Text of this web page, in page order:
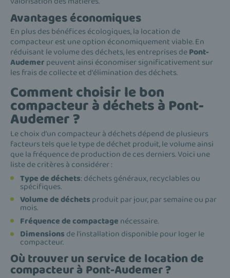
Avantages économiques
En plus des bénéfices écologiques, la location de
compacteur est une option économiquement viable. En
réduisant le volume des déchets, les entreprises dePont-
Audemer peuvent ainsi économiser significativement sur
les frais de collecte et d'élimination des déchets.
Comment choisir le bon
compacteur à déchets à Pont-
Audemer ?
Le choix d’un compacteur à déchets dépend de plusieurs
facteurs tels que le type de déchet produit, le volume ainsi
que la fréquence de production de ces derniers. Voici une
liste de critères à considérer :
Type de déchets: déchets généraux, recyclables ou
spécifiques.
Volume de déchets produit par jour, par semaine ou par
mois.
Fréquence de compactage nécessaire.
Dimensions de l'installation disponible pour loger le
compacteur.
Où trouver un service de location de
compacteur à Pont-Audemer ?